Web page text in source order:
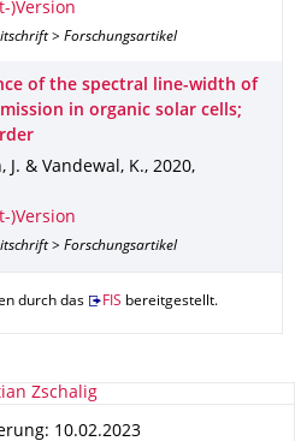
)Version
> Forschungsartikel
of the spectral line-width of
in organic solar cells;
J. & Vandewal, K., 2020,
)Version
> Forschungsartikel
durch das FIS bereitgestellt.
Zschalig
10.02.2023